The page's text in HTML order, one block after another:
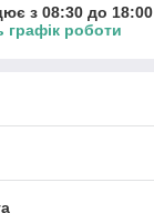
з 08:30 до 18:00
графік роботи